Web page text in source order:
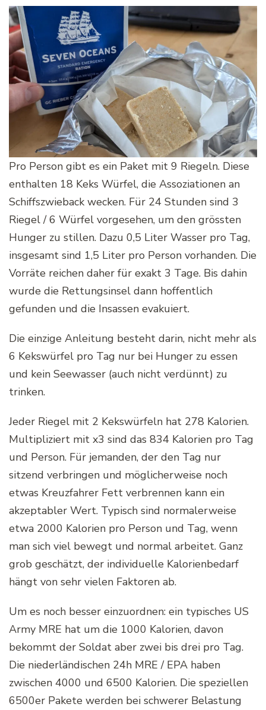
Pro Person gibt es ein Paket mit 9 Riegeln. Diese
enthalten 18 Keks Würfel, die Assoziationen an
Schiffszwieback wecken. Für 24 Stunden sind 3
Riegel / 6 Würfel vorgesehen, um den grössten
Hunger zu stillen. Dazu 0,5 Liter Wasser pro Tag,
insgesamt sind 1,5 Liter pro Person vorhanden. Die
Vorräte reichen daher für exakt 3 Tage. Bis dahin
wurde die Rettungsinsel dann hoffentlich
gefunden und die Insassen evakuiert.
Die einzige Anleitung besteht darin, nicht mehr als
6 Kekswürfel pro Tag nur bei Hunger zu essen
und kein Seewasser (auch nicht verdünnt) zu
trinken.
Jeder Riegel mit 2 Kekswürfeln hat 278 Kalorien.
Multipliziert mit x3 sind das 834 Kalorien pro Tag
und Person. Für jemanden, der den Tag nur
sitzend verbringen und möglicherweise noch
etwas Kreuzfahrer Fett verbrennen kann ein
akzeptabler Wert. Typisch sind normalerweise
etwa 2000 Kalorien pro Person und Tag, wenn
man sich viel bewegt und normal arbeitet. Ganz
grob geschätzt, der individuelle Kalorienbedarf
hängt von sehr vielen Faktoren ab.
Um es noch besser einzuordnen: ein typisches US
Army MRE hat um die 1000 Kalorien, davon
bekommt der Soldat aber zwei bis drei pro Tag.
Die niederländischen 24h MRE / EPA haben
zwischen 4000 und 6500 Kalorien. Die speziellen
6500er Pakete werden bei schwerer Belastung